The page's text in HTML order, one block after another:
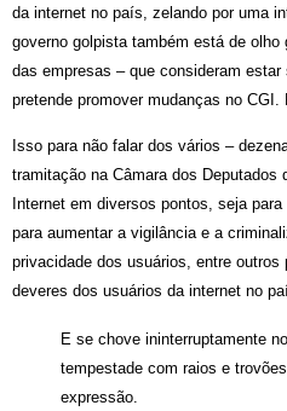
da internet no país, zelando por uma
governo golpista também está de
das empresas – que consideram
pretende promover mudanças no CGI.
Isso para não falar dos vários –
tramitação na Câmara dos Deputados
Internet em diversos pontos, seja
para aumentar a vigilância e a
privacidade dos usuários, entre
deveres dos usuários da internet no
E se chove ininterruptamente
tempestade com raios e
expressão.